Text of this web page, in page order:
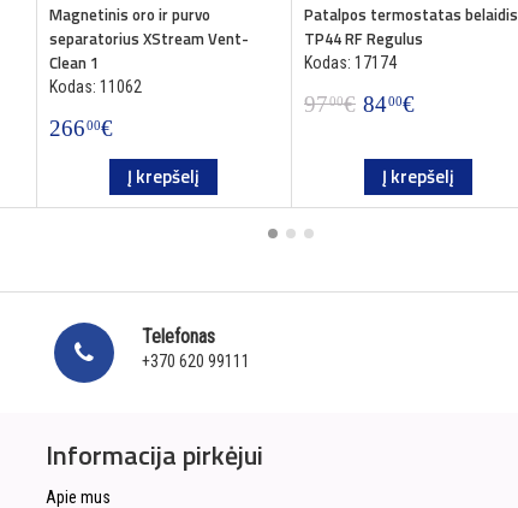
Magnetinis oro ir purvo
separatorius XStream Vent-
Clean 1
Kodas: 11062
26600€
Į krepšelį
Patalpos termostatas belaidis
TP44 RF Regulus
Kodas: 17174
9700€ 8400€
Į krepšelį
Telefonas
+370 620 99111
Informacija pirkėjui
Apie mus